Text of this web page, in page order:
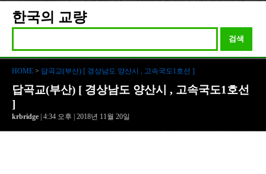
한국의 교량
검색
HOME > 답곡교(부산) [ 경상남도 양산시 , 고속국도1호선 ]
답곡교(부산) [ 경상남도 양산시 , 고속국도1호선
]
krbridge | 4:34 오후 | 2018년 11월 20일